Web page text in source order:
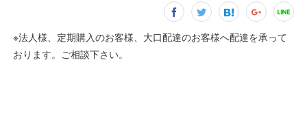
※法人様、定期購入のお客様、大口配達のお客様へ配達を承って
おります。ご相談下さい。